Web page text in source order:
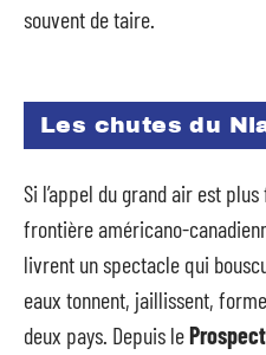
souvent de taire.
Les chutes du
Si l’appel du grand air est
frontière américano-
livrent un spectacle qui
eaux tonnent, jaillissent,
deux pays. Depuis le